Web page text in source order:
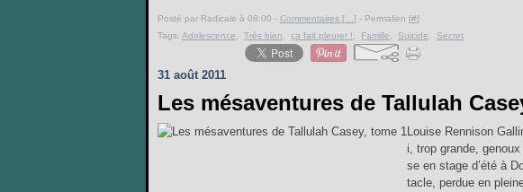
Posté par Radicale à 08:00 - Commentaires [ ] - Permalien [#]
Tags: Adolescence Très bien ça fait pleurer ! Famille Suicide Secret
31 août 2011
Les mésaventures de Tallulah
Louise Rennison
i, trop grande,
se en stage d’été à
tacle, perdue en